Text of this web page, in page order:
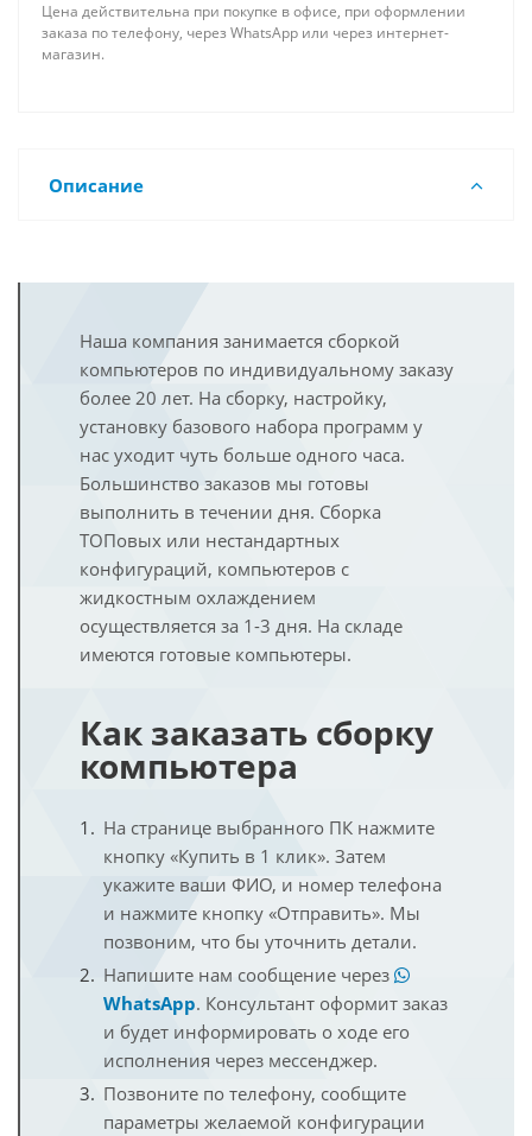
Цена действительна при покупке в офисе, при оформлении
заказа по телефону, через WhatsApp или через интернет-
магазин.
Описание
Наша компания занимается сборкой
компьютеров по индивидуальному заказу
более 20 лет. На сборку, настройку,
установку базового набора программ у
нас уходит чуть больше одного часа.
Большинство заказов мы готовы
выполнить в течении дня. Сборка
ТОПовых или нестандартных
конфигураций, компьютеров с
жидкостным охлаждением
осуществляется за 1-3 дня. На складе
имеются готовые компьютеры.
Как заказать сборку
компьютера
На странице выбранного ПК нажмите
кнопку «Купить в 1 клик». Затем
укажите ваши ФИО, и номер телефона
и нажмите кнопку «Отправить». Мы
позвоним, что бы уточнить детали.
Напишите нам сообщение через
WhatsApp. Консультант оформит заказ
и будет информировать о ходе его
исполнения через мессенджер.
Позвоните по телефону, сообщите
параметры желаемой конфигурации